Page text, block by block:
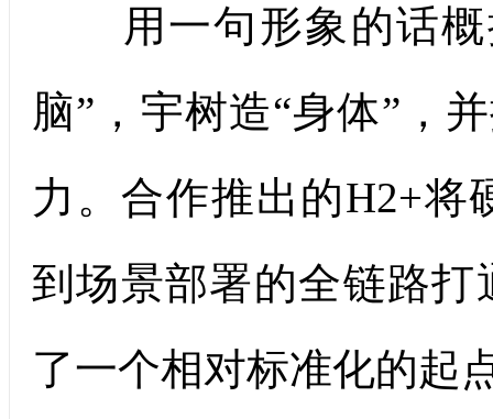
用一句形象的话概
脑”，宇树造“身体”，
力。合作推出的H2+
到场景部署的全链路
了一个相对标准化的起